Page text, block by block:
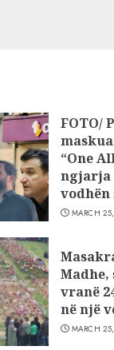
FOTO/
“One
ngjarja
vodhën
MARCH
Madhe,
vranë
në një
MARCH